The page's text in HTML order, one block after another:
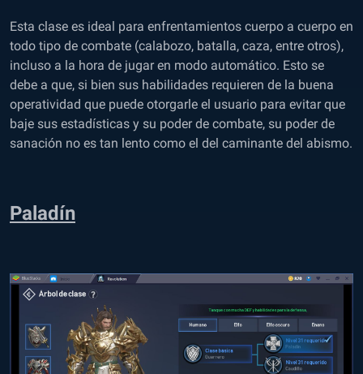
Esta clase es ideal para enfrentamientos cuerpo a cuerpo en
todo tipo de combate (calabozo, batalla, caza, entre otros),
incluso a la hora de jugar en modo automático. Esto se
debe a que, si bien sus habilidades requieren de la buena
operatividad que puede otorgarle el usuario para evitar que
baje sus estadísticas y su poder de combate, su poder de
sanación no es tan lento como el del caminante del abismo.
Paladín